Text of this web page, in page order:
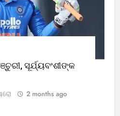
ସୂର୍ଯ୍ୟବଂଶୀଙ୍କ
2 months ago